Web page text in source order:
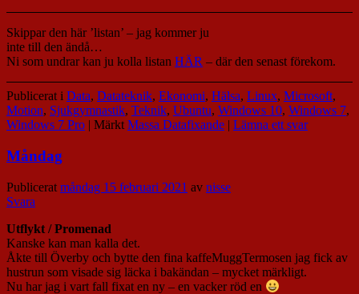
Skippar den här ’listan’ – jag kommer ju
inte till den ändå…
Ni som undrar kan ju kolla listan HÄR – där den senast förekom.
Publicerat i Data, Datateknik, Ekonomi, Hälsa, Linux, Microsoft,
Motion, Sjukgymnastik, Teknik, Ubuntu, Windows 10, Windows 7,
Windows 7 Pro | Märkt Massa Datafixande | Lämna ett svar
Måndag
Publicerat måndag 15 februari 2021 av nisse
Svara
Utflykt / Promenad
Kanske kan man kalla det.
Åkte till Överby och bytte den fina kaffeMuggTermosen jag fick av
hustrun som visade sig läcka i bakändan – mycket märkligt.
Nu har jag i vart fall fixat en ny – en vacker röd en